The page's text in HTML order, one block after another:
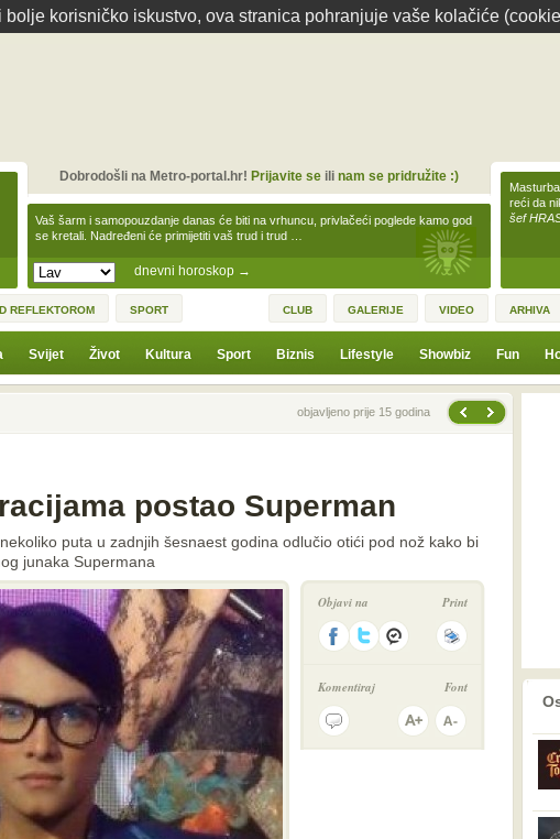
bolje korisničko iskustvo, ova stranica pohranjuje vaše kolačiće
dnevni horoskop →
Vaš šarm i samopouzdanje danas će biti na vrhuncu, privlačeći poglede kamo god
se kretali. Nadređeni će primijetiti vaš trud i trud …
Dobrodošli na Metro-portal.hr! Prijavite seili nam se pridružite :)
reći da
šef
REFLEKTOROM SPORT CLUB GALERIJE VIDEO ARHIVA
Svijet Život Kultura Sport Biznis Lifestyle Showbiz Fun
objavljeno prije 15 godina
postao Superman
puta u zadnjih šesnaest godina odlučio otići pod nož kako bi
junaka Supermana
Objavi na Print
Komentiraj Fontprethodno